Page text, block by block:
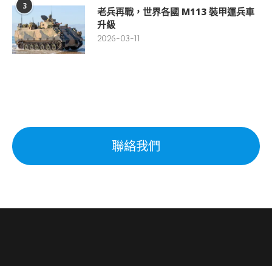
3
老兵再戰，世界各國 M113 裝甲運兵車
升級
2026-03-11
聯絡我們